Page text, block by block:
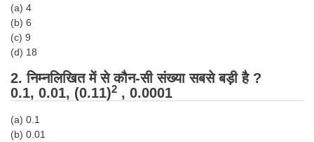
SSC CGL TIER-2
(a) 4
(b) 6
(c) 9
(d) 18
2. निम्नलिखित में से कौन-सी संख्या सबसे बड़ी है ?
0.1, 0.01, (0.11)2 , 0.0001
(a) 0.1
(b) 0.01